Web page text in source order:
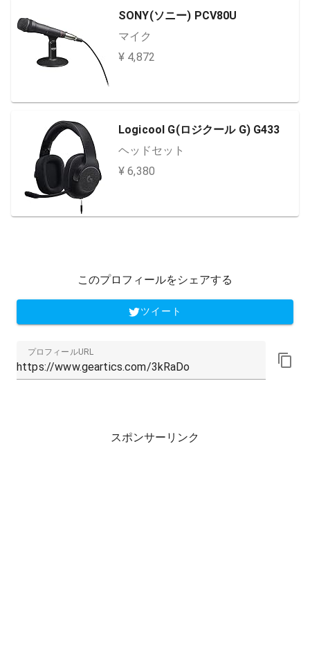
SONY(ソニー) PCV80U
マイク
¥ 4,872
Logicool G(ロジクール G) G433
ヘッドセット
¥ 6,380
このプロフィールをシェアする
ツイート
プロフィールURL
スポンサーリンク